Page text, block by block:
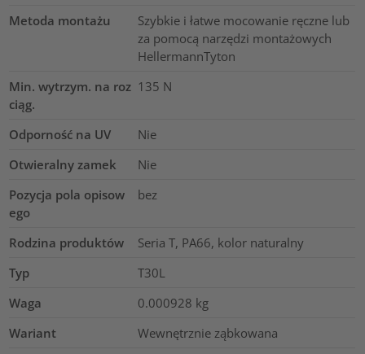
Metoda montażu
Szybkie i łatwe mocowanie ręczne lub
za pomocą narzędzi montażowych
HellermannTyton
Min. wytrzym. na roz
ciąg.
135 N
Odporność na UV
Nie
Otwieralny zamek
Nie
Pozycja pola opisow
ego
bez
Rodzina produktów
Seria T, PA66, kolor naturalny
Typ
T30L
Waga
0.000928 kg
Wariant
Wewnętrznie ząbkowana